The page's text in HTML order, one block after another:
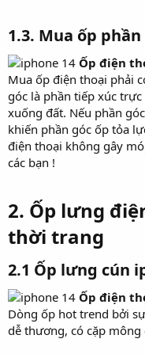
1.3. Mua ốp
Ốp điện
Mua ốp điện thoại phải
góc là phần tiếp xúc
xuống đất. Nếu phần
khiến phần góc ốp tỏa
điện thoại không gây
các bạn !
2. Ốp lưng
thời trang​
2.1 Ốp lưng cún
Ốp điện
Dòng ốp hot trend bởi
dễ thương, có cặp